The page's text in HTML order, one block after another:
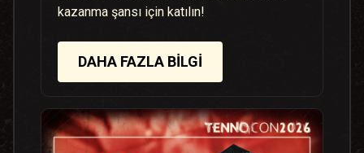
kazanma şansı için katılın!
DAHA FAZLA BILGI